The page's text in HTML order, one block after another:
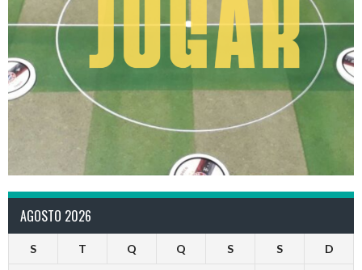
AGOSTO 2026
S T Q Q S S D